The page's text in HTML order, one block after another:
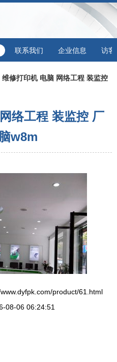
联系我们 企业信息 访客
维修打印机 电脑 网络工程 装监控
络工程 装监控 厂
w8m
product/61.html
08-06 06:24:51